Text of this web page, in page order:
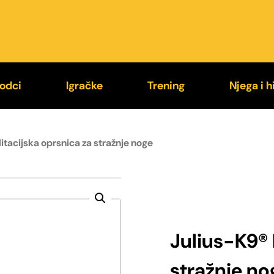
Supergrip
Igračke
Loptice
Kong®
Trening Njega i
oprsnica za stražnje noge
Julius-K9®